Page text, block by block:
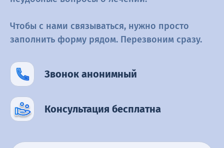
Чтобы с нами связываться, нужно просто
заполнить форму рядом. Перезвоним сразу.
Звонок анонимный
Консультация бесплатна